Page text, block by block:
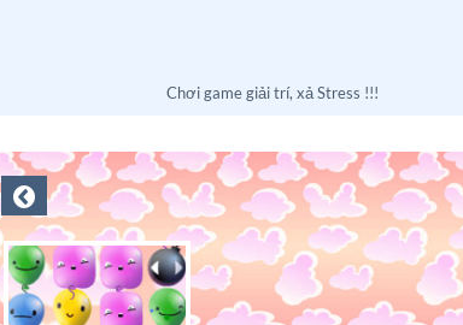
Chơi game giải trí, xả Stress !!!